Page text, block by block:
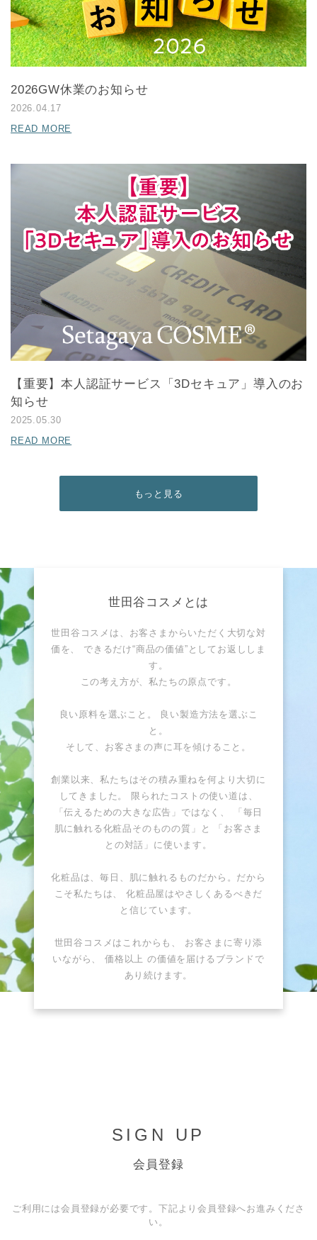
2026GW休業のお知らせ
2026.04.17
READ MORE
【重要】本人認証サービス「3Dセキュア」導入のお
知らせ
2025.05.30
READ MORE
もっと見る
世田谷コスメとは
世田谷コスメは、お客さまからいただく大切な対
価を、 できるだけ“商品の価値”としてお返ししま
す。
この考え方が、私たちの原点です。
良い原料を選ぶこと。 良い製造方法を選ぶこ
と。
そして、お客さまの声に耳を傾けること。
創業以来、私たちはその積み重ねを何より大切に
してきました。 限られたコストの使い道は、
「伝えるための大きな広告」ではなく、 「毎日
肌に触れる化粧品そのものの質」と 「お客さま
との対話」に使います。
化粧品は、毎日、肌に触れるものだから。だから
こそ私たちは、 化粧品屋はやさしくあるべきだ
と信じています。
世田谷コスメはこれからも、 お客さまに寄り添
いながら、 価格以上 の価値を届けるブランドで
あり続けます。
SIGN UP
会員登録
ご利用には会員登録が必要です。下記より会員登録へお進みくださ
い。